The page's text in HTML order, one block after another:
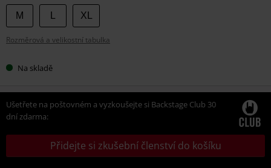
Vyberte
si
velikost
M XL
Rozměrová a velikostní tabulka
Na skladě
Ušetřete na poštovném a vyzkoušejte si Backstage Club 30
dní zdarma:
Přidejte si zkušební členství do košíku